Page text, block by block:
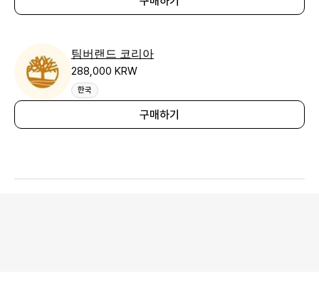
팀버랜드 코리아
288,000 KRW
한국
구매하기